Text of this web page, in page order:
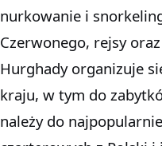
nurkowanie i
Czerwonego, rejsy
Hurghady organizuje
kraju, w tym do
należy do